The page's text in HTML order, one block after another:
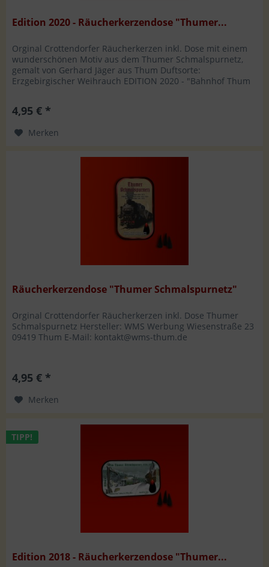
Edition 2020 - Räucherkerzendose "Thumer...
Orginal Crottendorfer Räucherkerzen inkl. Dose mit einem
wunderschönen Motiv aus dem Thumer Schmalspurnetz,
gemalt von Gerhard Jäger aus Thum Duftsorte:
Erzgebirgischer Weihrauch EDITION 2020 - "Bahnhof Thum
4,95 € *
Merken
Räucherkerzendose "Thumer Schmalspurnetz"
Orginal Crottendorfer Räucherkerzen inkl. Dose Thumer
Schmalspurnetz Hersteller: WMS Werbung Wiesenstraße 23
09419 Thum E-Mail: kontakt@wms-thum.de
4,95 € *
Merken
TIPP!
Edition 2018 - Räucherkerzendose "Thumer...